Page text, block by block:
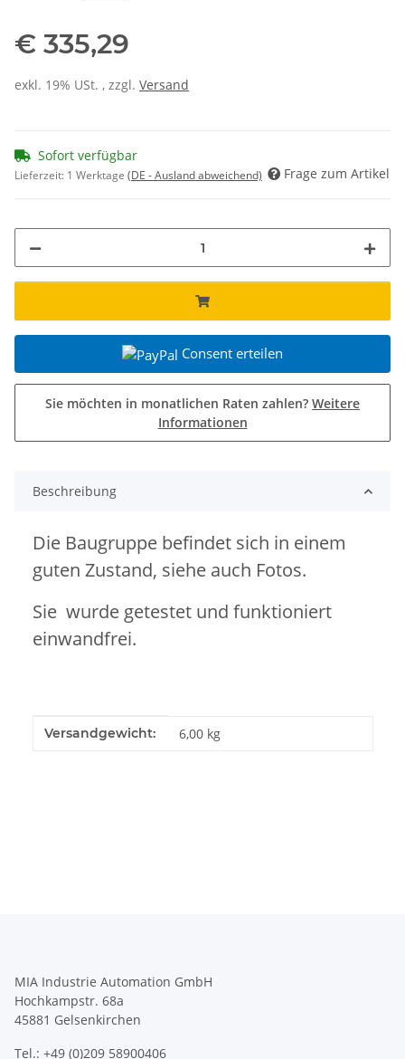
€ 335,29
exkl. 19% USt. , zzgl. Versand
Sofort verfügbar
Lieferzeit: 1 Werktage (DE - Ausland abweichend) Frage zum Artikel
Consent erteilen
Sie möchten in monatlichen Raten zahlen? Weitere
Informationen
Beschreibung
Die Baugruppe befindet sich in einem
guten Zustand, siehe auch Fotos.
Sie wurde getestet und funktioniert
einwandfrei.
Produkteigenschaft
Wert
Versandgewicht: 6,00 kg
MIA Industrie Automation GmbH
Hochkampstr. 68a
45881 Gelsenkirchen
Tel.: +49 (0)209 58900406